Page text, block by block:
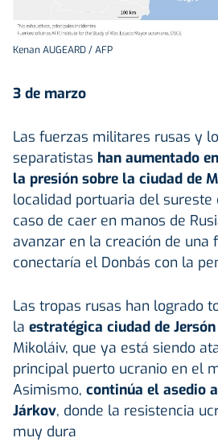
Kenan AUGEARD / AFP
3 de marzo
Las fuerzas militares rusas y
separatistas han aumentado
la presión sobre la ciudad de
localidad portuaria del sureste
caso de caer en manos de
avanzar en la creación de una
conectaría el Donbás con la
Las tropas rusas han logrado
la estratégica ciudad de
Mikoláiv, que ya está siendo
principal puerto ucranio en el
Asimismo, continúa el asedio
Járkov, donde la resistencia
muy dura